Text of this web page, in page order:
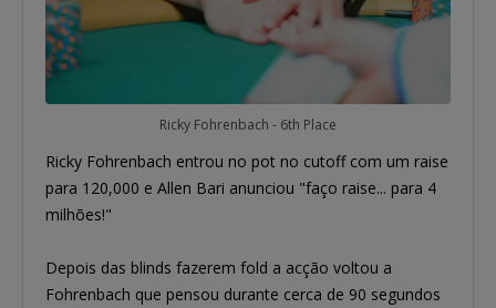
Ricky Fohrenbach - 6th Place
Ricky Fohrenbach entrou no pot no cutoff com um raise
para 120,000 e Allen Bari anunciou "faço raise... para 4
milhões!"
Depois das blinds fazerem fold a acção voltou a
Fohrenbach que pensou durante cerca de 90 segundos